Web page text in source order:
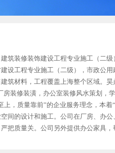
筑装修装饰建设工程专业施工（二
设工程专业施工（二级），市政公
筑材料，工程覆盖上海整个区域。
装修装潢，办公室装修风水策划，
，质量靠前”的企业服务理念，本着
间的设计和施工。公司在厂房、办
把质量关。公司另外提供办公家具